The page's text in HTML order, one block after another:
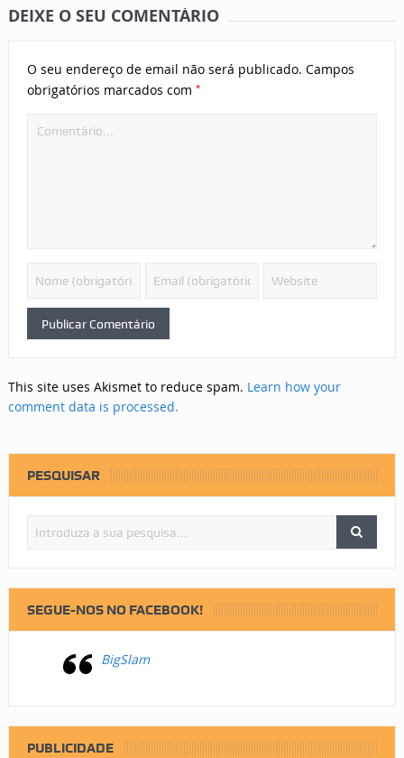
DEIXE O SEU COMENTÁRIO
O seu endereço de email não será publicado. Campos
obrigatórios marcados com *
This site uses Akismet to reduce spam. Learn how your
comment data is processed.
PESQUISAR
SEGUE-NOS NO FACEBOOK!
BigSlam
PUBLICIDADE